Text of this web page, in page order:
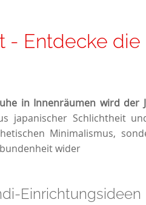
- Entdecke die
in Innenräumen wird der
japanischer Schlichtheit
Minimalismus,
wider
Einrichtungsideen